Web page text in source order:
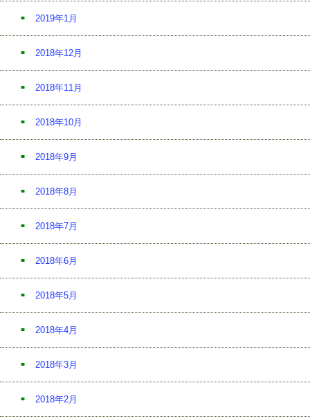
2019年1月
2018年12月
2018年11月
2018年10月
2018年9月
2018年8月
2018年7月
2018年6月
2018年5月
2018年4月
2018年3月
2018年2月